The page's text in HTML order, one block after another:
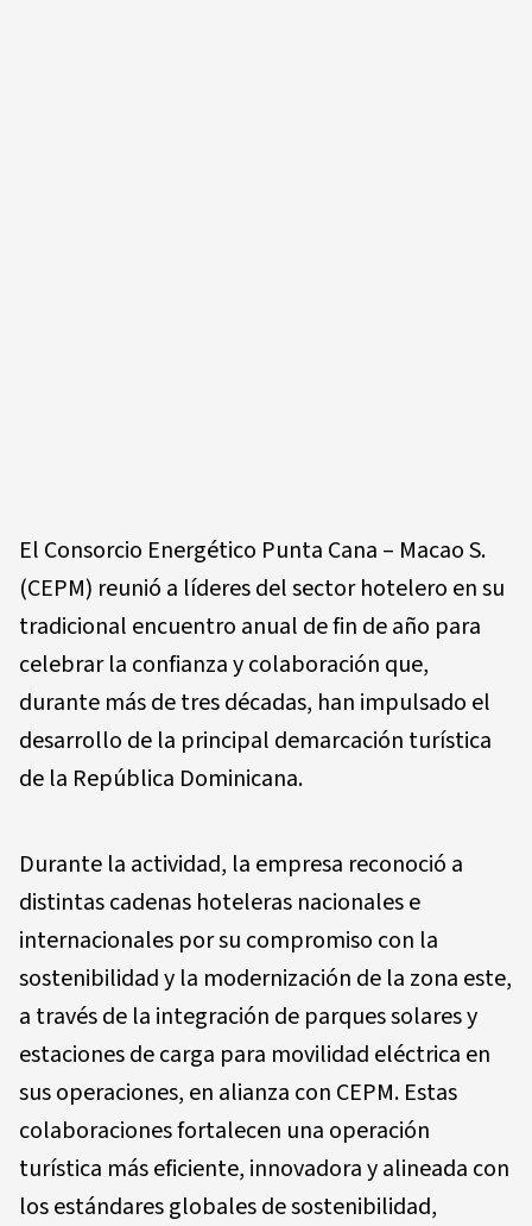
El Consorcio Energético Punta Cana – Macao S.
(CEPM) reunió a líderes del sector hotelero en su
tradicional encuentro anual de fin de año para
celebrar la confianza y colaboración que,
durante más de tres décadas, han impulsado el
desarrollo de la principal demarcación turística
de la República Dominicana.
Durante la actividad, la empresa reconoció a
distintas cadenas hoteleras nacionales e
internacionales por su compromiso con la
sostenibilidad y la modernización de la zona este,
a través de la integración de parques solares y
estaciones de carga para movilidad eléctrica en
sus operaciones, en alianza con CEPM. Estas
colaboraciones fortalecen una operación
turística más eficiente, innovadora y alineada con
los estándares globales de sostenibilidad,